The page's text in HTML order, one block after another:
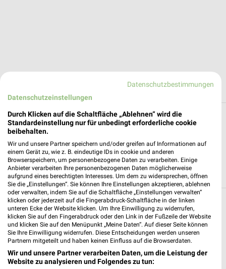
Alle Filialen, Adressen und Öffnungszeiten
von METRO in und um Bremerhaven
Du suchst die nächste Filiale von METRO in Bremerhaven. Hier
siehst Du alle METRO Filialen in der Umgebung von
Bremerhaven.
METRO Filialen & Öffnungszeiten in
folgenden Städten
› METRO in Berlin
› METRO in Hamburg
Datenschutzbestimmungen
Datenschutzeinstellungen
Durch Klicken auf die Schaltfläche „Ablehnen“ wird die
Standardeinstellung nur für unbedingt erforderliche cookie
beibehalten.
Wir und unsere Partner speichern und/oder greifen auf Informationen auf
einem Gerät zu, wie z. B. eindeutige IDs in cookie und anderen
Browserspeichern, um personenbezogene Daten zu verarbeiten. Einige
Anbieter verarbeiten Ihre personenbezogenen Daten möglicherweise
aufgrund eines berechtigten Interesses. Um dem zu widersprechen, öffnen
Sie die „Einstellungen“. Sie können Ihre Einstellungen akzeptieren, ablehnen
oder verwalten, indem Sie auf die Schaltfläche „Einstellungen verwalten“
klicken oder jederzeit auf die Fingerabdruck-Schaltfläche in der linken
unteren Ecke der Website klicken. Um Ihre Einwilligung zu widerrufen,
klicken Sie auf den Fingerabdruck oder den Link in der Fußzeile der Website
und klicken Sie auf den Menüpunkt „Meine Daten“. Auf dieser Seite können
Sie Ihre Einwilligung widerrufen. Diese Entscheidungen werden unseren
Partnern mitgeteilt und haben keinen Einfluss auf die Browserdaten.
Wir und unsere Partner verarbeiten Daten, um die Leistung der
Website zu analysieren und Folgendes zu tun: